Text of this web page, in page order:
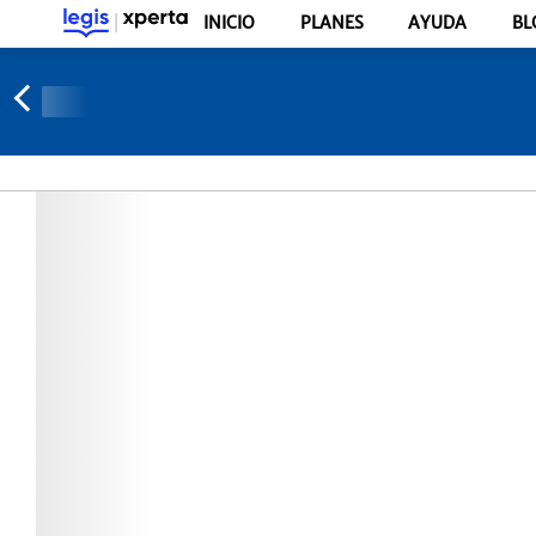
INICIO PLANES AYUDA